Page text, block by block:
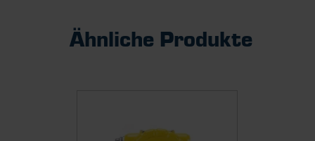
Ähnliche Produkte